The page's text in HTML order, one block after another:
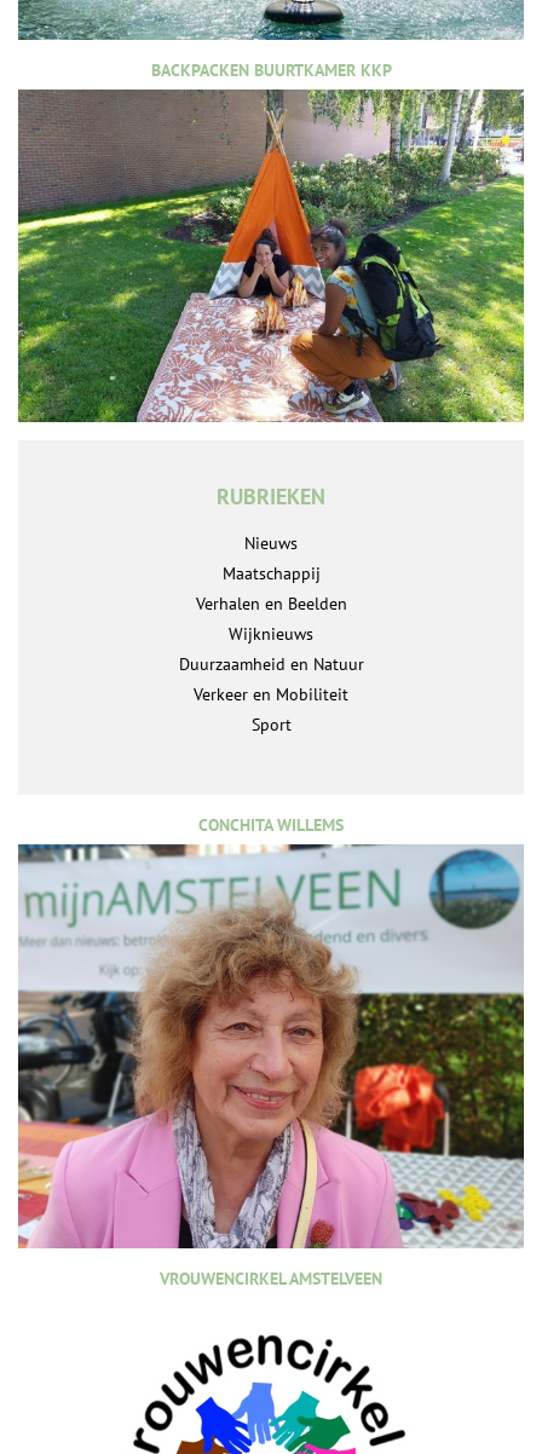
BACKPACKEN BUURTKAMER KKP
RUBRIEKEN
Nieuws
Maatschappij
Verhalen en Beelden
Wijknieuws
Duurzaamheid en Natuur
Verkeer en Mobiliteit
Sport
CONCHITA WILLEMS
VROUWENCIRKEL AMSTELVEEN